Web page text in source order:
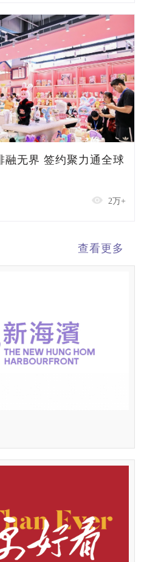
融无界 签约聚力通全球
2万+
查看更多